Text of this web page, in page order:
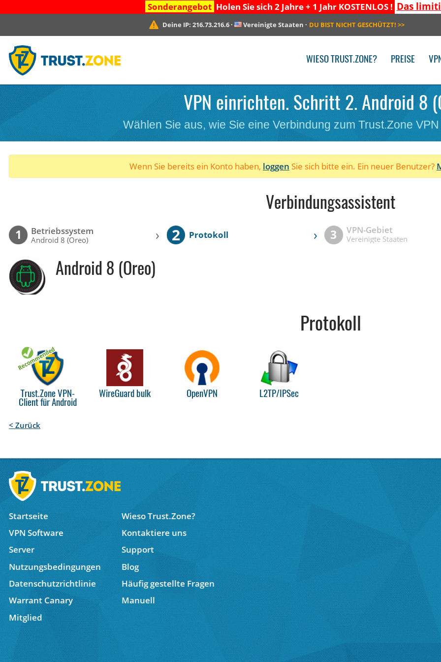
Sonderangebot Holen Sie sich 2 Jahre + 1 Jahr KOSTENLOS ! Das
Deine IP: 216.73.216.6· Vereinigte Staaten · DU BIST NICHT GESCHÜTZT! >>
WIESO TRUST.ZONE? PREISE
VPN einrichten. Schritt 2. Android 8
Wählen Sie aus, wie Sie eine Verbindung zum Trust.Zone
Wenn Sie bereits ein Konto haben, loggen Sie sich bitte ein. Ein neuer Benutzer?
Verbindungsassistent
1 Betriebssystem
Android 8 (Oreo) › 2 Protokoll › 3 VPN-Gebiet
Vereinigte Staaten
Android 8 (Oreo)
Protokoll
Trust.Zone VPN-
Client für Android
WireGuard bulk OpenVPN L2TP/IPSec
< Zurück
Startseite
Wieso Trust.Zone?
VPN Software
Kontaktiere uns
Server
Support
Nutzungsbedingungen
Blog
Datenschutzrichtlinie
Häufig gestellte Fragen
Warrant Canary
Manuell
Mitglied